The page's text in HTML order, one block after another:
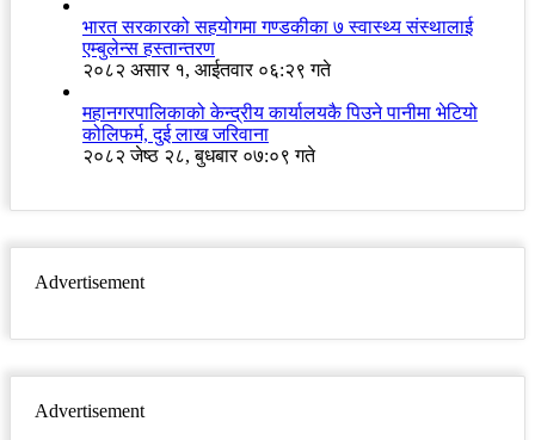
भारत सरकारको सहयोगमा गण्डकीका ७ स्वास्थ्य संस्थालाई
एम्बुलेन्स हस्तान्तरण
२०८२ असार १, आईतवार ०६:२९ गते
महानगरपालिकाको केन्द्रीय कार्यालयकै पिउने पानीमा भेटियो
कोलिफर्म, दुई लाख जरिवाना
२०८२ जेष्ठ २८, बुधबार ०७:०९ गते
Advertisement
Advertisement